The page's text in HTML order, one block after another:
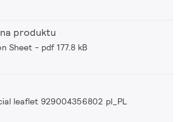
produktu
Sheet pdf 177.8 kB
leaflet 929004356802 pl_PL